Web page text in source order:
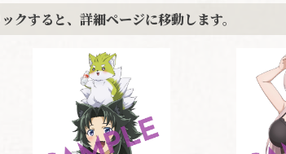
すると、詳細ページに移動します。